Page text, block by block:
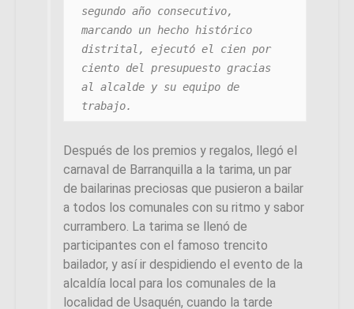
segundo año consecutivo,
marcando un hecho histórico
distrital, ejecutó el cien por
ciento del presupuesto gracias
al alcalde y su equipo de
trabajo.
Después de los premios y regalos, llegó el
carnaval de Barranquilla a la tarima, un par
de bailarinas preciosas que pusieron a bailar
a todos los comunales con su ritmo y sabor
currambero. La tarima se llenó de
participantes con el famoso trencito
bailador, y así ir despidiendo el evento de la
alcaldía local para los comunales de la
localidad de Usaquén, cuando la tarde